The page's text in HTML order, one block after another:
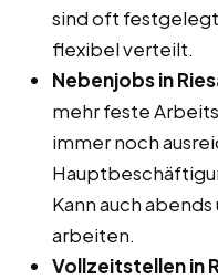
sind oft
flexibel verteilt.
Nebenjobs in
mehr feste
immer noch
Kann auch
arbeiten.
Vollzeitstellen in